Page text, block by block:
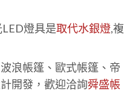
燈具是取代水銀燈,複
浪帳篷、歐式帳篷、帝
計開發，歡迎洽詢舜盛帳